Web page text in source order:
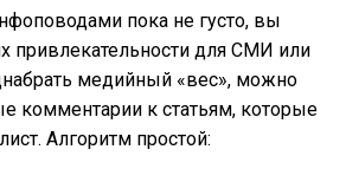
пока не густо, вы
привлекательности для СМИ или
медийный «вес», можно
комментарии к статьям, которые
Алгоритм простой: